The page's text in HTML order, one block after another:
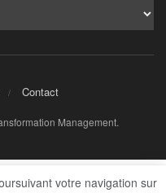
permanente du
et présidente duvotre navigation sur